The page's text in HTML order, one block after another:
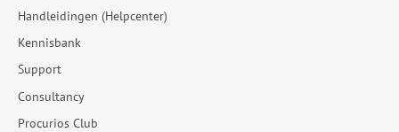
Handleidingen (Helpcenter)
Kennisbank
Support
Consultancy
Procurios Club